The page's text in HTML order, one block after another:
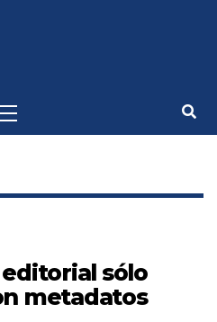
sólo
metadatos